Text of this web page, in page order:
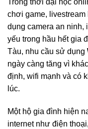
Trong thời đại học
chơi game,
dụng camera an ninh,
yếu trong hầu hết gia
Tàu, nhu cầu sử dụng
ngày càng tăng vì
định, wifi mạnh và có
lúc.
Một hộ gia đình hiện
internet như điện